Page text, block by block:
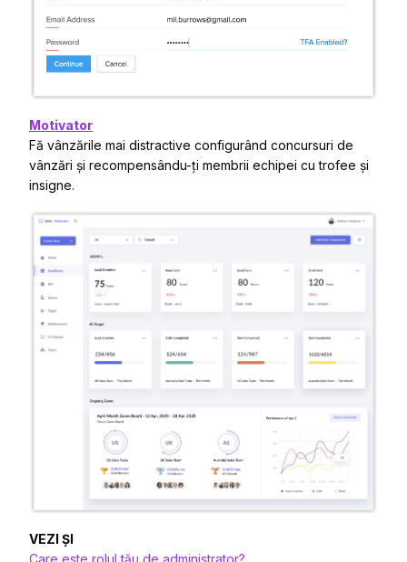
Motivator
Fă vânzările mai distractive configurând concursuri de
vânzări și recompensându-ți membrii echipei cu trofee și
insigne.
VEZI ȘI
Care este rolul tău de administrator?